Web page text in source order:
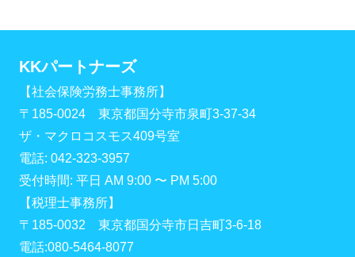
KKパートナーズ
【社会保険労務士事務所】
〒185-0024 東京都国分寺市泉町3-37-34
ザ・マクロコスモス409号室
電話: 042-323-3957
受付時間: 平日 AM 9:00 〜 PM 5:00
【税理士事務所】
〒185-0032 東京都国分寺市日吉町3-6-18
電話:080-5464-8077